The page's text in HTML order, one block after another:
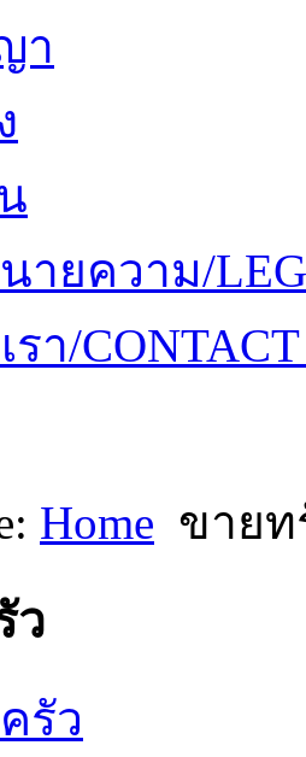
า
ายความ/
า/CONTACT
Home ขายท
ว
รัว